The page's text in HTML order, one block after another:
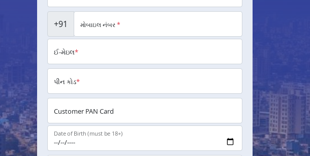
+91 મોબાઇલ નંબર*
ઈ-મેઇલ*
પીન કોડ*
Customer PAN Card
Date of Birth (must be 18+)